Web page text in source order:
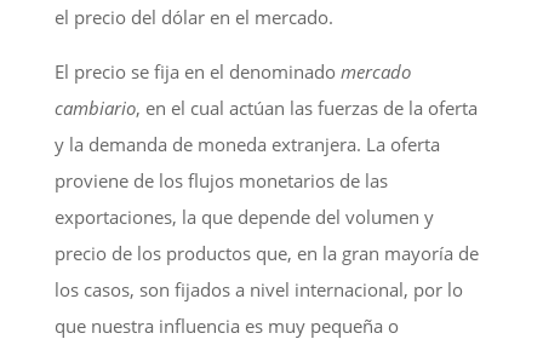
el precio del dólar en el mercado.
El precio se fija en el denominado mercado
cambiario, en el cual actúan las fuerzas de la oferta
y la demanda de moneda extranjera. La oferta
proviene de los flujos monetarios de las
exportaciones, la que depende del volumen y
precio de los productos que, en la gran mayoría de
los casos, son fijados a nivel internacional, por lo
que nuestra influencia es muy pequeña o